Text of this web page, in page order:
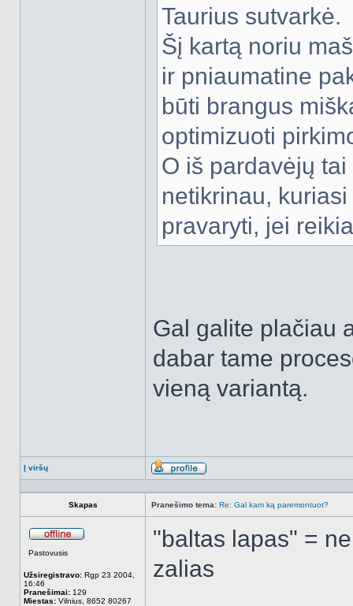
Taurius sutvarkė.
Šį kartą noriu
ir pniaumatine
būti brangus
optimizuoti
O iš pardavėjų
netikrinau,
pravaryti, jei
Gal galite plačiau
dabar tame
vieną variantą.
Į viršų
Aprašymas
Skapas Pranešimo tema: Re: Gal kam ką paremontuot?
Pastovusis
Užsiregistravo: Rgp 23 2004,
16:46
Pranešimai: 129
Miestas: Vilnius, 8652 80267
"baltas lapas" =
zalias